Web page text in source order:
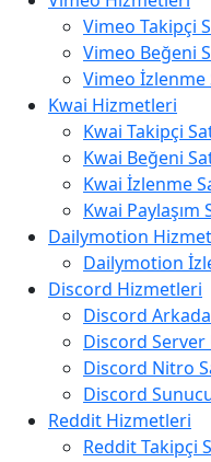
Vimeo Takipçi
Vimeo Beğeni
Vimeo İzlenme
Kwai Hizmetleri
Kwai Takipçi
Kwai Beğeni
Kwai İzlenme
Kwai Paylaşım
Dailymotion
Dailymotion
Discord Hizmetleri
Discord
Discord Server
Discord Nitro
Discord
Reddit Hizmetleri
Reddit Takipçi